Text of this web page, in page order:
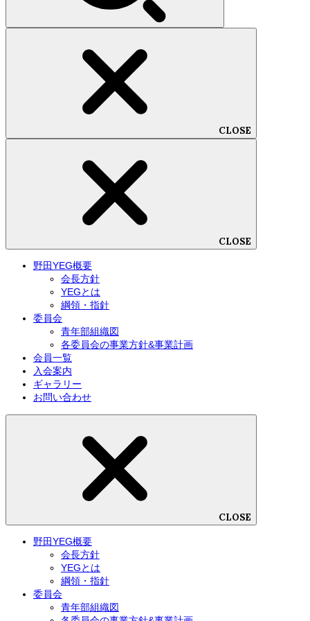
CLOSE
CLOSE
野田YEG概要
会長方針
YEGとは
綱領・指針
委員会
青年部組織図
各委員会の事業方針&事業計画
会員一覧
入会案内
ギャラリー
お問い合わせ
CLOSE
野田YEG概要
会長方針
YEGとは
綱領・指針
委員会
青年部組織図